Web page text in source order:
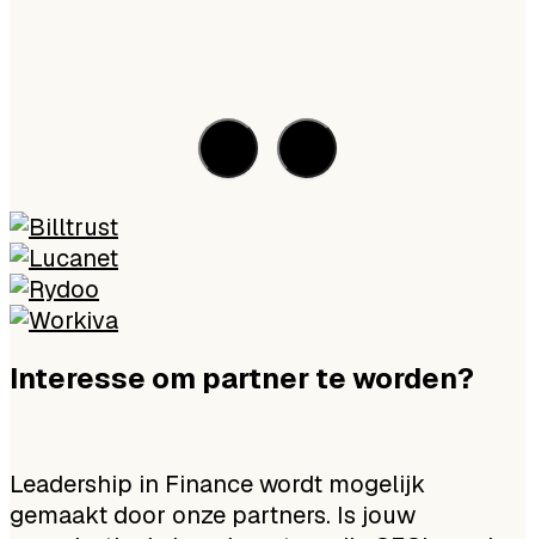
Interesse om partner te worden?
Leadership in Finance wordt mogelijk
gemaakt door onze partners. Is jouw